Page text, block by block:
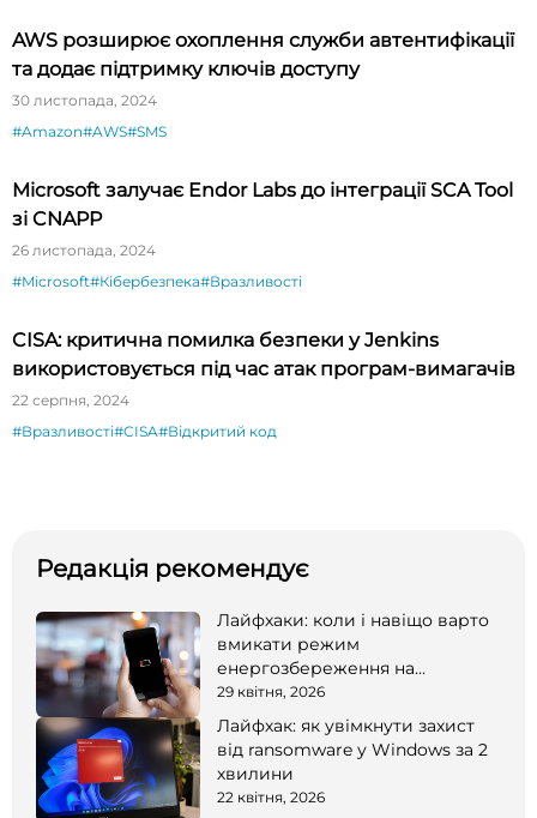
AWS розширює охоплення служби автентифікації
та додає підтримку ключів доступу
30 листопада, 2024
#Amazon#AWS#SMS
Microsoft залучає Endor Labs до інтеграції SCA Tool
зі CNAPP
26 листопада, 2024
#Microsoft#Кібербезпека#Вразливості
CISA: критична помилка безпеки у Jenkins
використовується під час атак програм-вимагачів
22 серпня, 2024
#Вразливості#CISA#Відкритий код
Редакція рекомендує
Лайфхаки: коли і навіщо варто
вмикати режим
енергозбереження на
смартфоні
29 квітня, 2026
Лайфхак: як увімкнути захист
від ransomware у Windows за 2
хвилини
22 квітня, 2026